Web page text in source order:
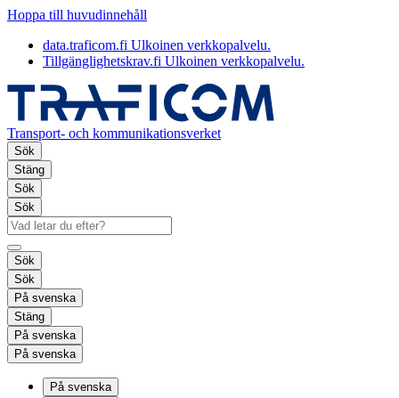
Hoppa till huvudinnehåll
data.traficom.fi Ulkoinen verkkopalvelu.
Tillgänglighetskrav.fi Ulkoinen verkkopalvelu.
Transport- och kommunikationsverket
Sök
Stäng
Sök
Sök
Sök
Sök
På svenska
Stäng
På svenska
På svenska
På svenska